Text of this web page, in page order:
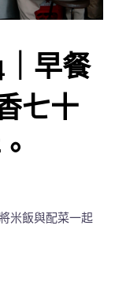
早餐
七十
米飯與配菜一起